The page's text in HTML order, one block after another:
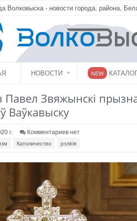
Волковыска - новости города, района,
НОВОСТИ NEW
Павел Звяжынскі
ў Ваўкавыску
г. Комментариев нет
Католичество рэлігія